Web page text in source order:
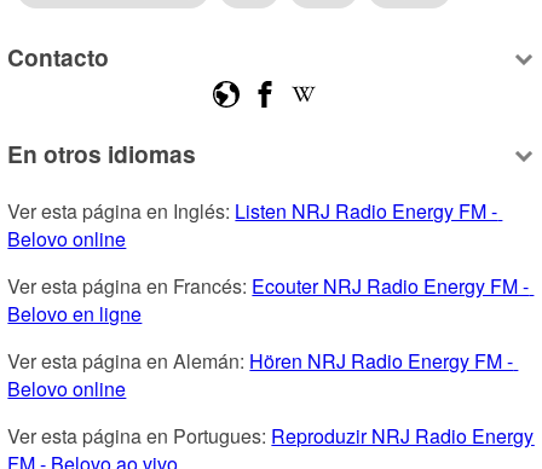
Contacto
En otros idiomas
Ver esta página en Inglés: Listen NRJ Radio Energy FM -
Belovo online
Ver esta página en Francés: Ecouter NRJ Radio Energy FM -
Belovo en ligne
Ver esta página en Alemán: Hören NRJ Radio Energy FM -
Belovo online
Ver esta página en Portugues: Reproduzir NRJ Radio Energy
FM - Belovo ao vivo